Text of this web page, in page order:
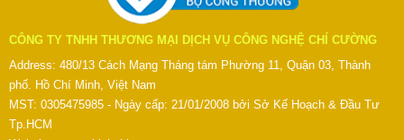
CÔNG TY TNHH THƯƠNG MẠI DỊCH VỤ CÔNG NGHỆ CHÍ CƯỜNG
Address: 480/13 Cách Mạng Tháng tám Phường 11, Quận 03, Thành
phố. Hồ Chí Minh, Việt Nam
MST: 0305475985 - Ngày cấp: 21/01/2008 bởi Sở Kế Hoạch & Đầu Tư
Tp.HCM